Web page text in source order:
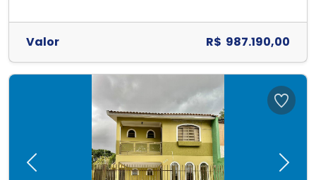
Valor R$ 987.190,00
Previous Next